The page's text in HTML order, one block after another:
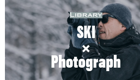
Library
SKI
×
Photograph